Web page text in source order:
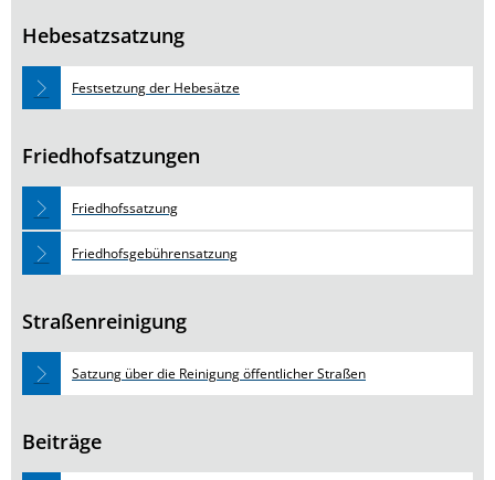
Hebesatzsatzung
Festsetzung der Hebesätze
Friedhofsatzungen
Friedhofssatzung
Friedhofsgebührensatzung
Straßenreinigung
Satzung über die Reinigung öffentlicher Straßen
Beiträge